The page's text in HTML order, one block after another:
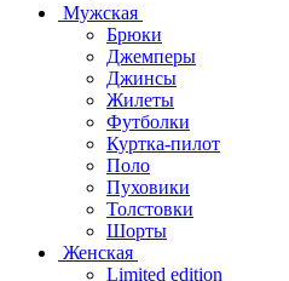
Мужская
Брюки
Джемперы
Джинсы
Жилеты
Футболки
Куртка-пилот
Поло
Пуховики
Толстовки
Шорты
Женская
Limited edition